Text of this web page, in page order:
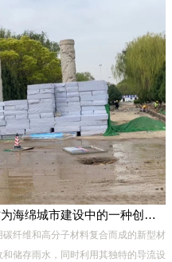
柳河县多孔纤维棉雨水收集模块作为海绵城市建设中的一种创新材料
纤维和高分子材料复合而成的新型材
储存雨水，同时利用其独特的导流设